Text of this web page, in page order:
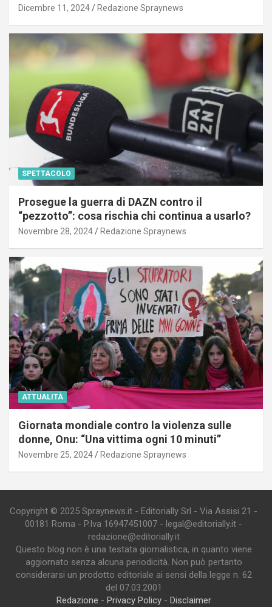
Dicembre 11, 2024 Redazione Spraynews
SPETTACOLO
Prosegue la guerra di DAZN contro il
“pezzotto”: cosa rischia chi continua a usarlo?
Novembre 28, 2024 Redazione Spraynews
ATTUALITÀ
Giornata mondiale contro la violenza sulle
donne, Onu: “Una vittima ogni 10 minuti”
Novembre 25, 2024 Redazione Spraynews
Copyright © 2025 Spraynews.it - Editorially Srl - Via Assisi 21 -
00181 Roma - P.Iva 16947451007 - legal@editorially.it -
redazione@editorially.it
Questo blog non è una testata giornalistica, in quanto viene
aggiornato senza alcuna periodicità. Non può pertanto
considerarsi un prodotto editoriale ai sensi della legge n. 62
del 07.03.2001
Redazione - Privacy Policy- Disclaimer